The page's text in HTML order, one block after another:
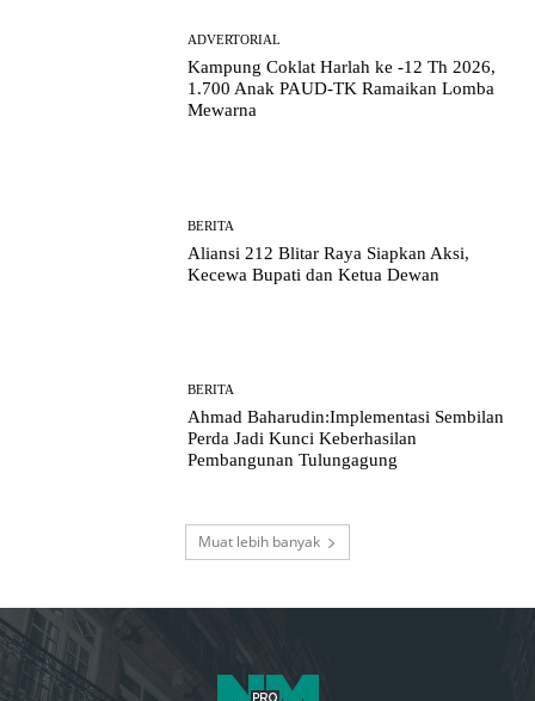
ADVERTORIAL
Kampung Coklat Harlah ke -12 Th 2026,
1.700 Anak PAUD-TK Ramaikan Lomba
Mewarna
BERITA
Aliansi 212 Blitar Raya Siapkan Aksi,
Kecewa Bupati dan Ketua Dewan
BERITA
Ahmad Baharudin:Implementasi Sembilan
Perda Jadi Kunci Keberhasilan
Pembangunan Tulungagung
Muat lebih banyak